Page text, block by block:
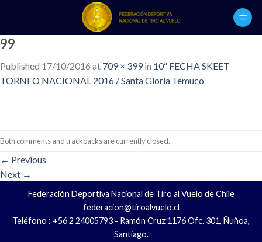
content
99
Published 17/10/2016 at 709 × 399in 10ª FECHA SKEET
TORNEO NACIONAL 2016 / Santa Gloria Temuco
Both comments and trackbacks are currently closed.
← Previous
Next →
Federación Deportiva Nacional de Tiro al Vuelo de Chile
federacion@tiroalvuelo.cl
Teléfono : +56 2 24005793 - Ramón Cruz 1176 Ofc. 301, Ñuñoa,
Santiago.